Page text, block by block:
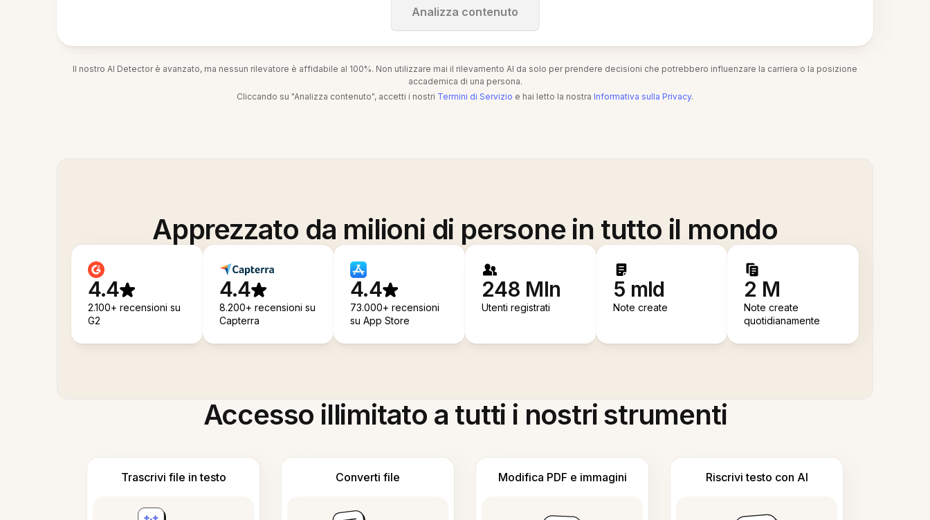
Analizza contenuto
Il nostro AI Detector è avanzato, ma nessun rilevatore è affidabile al 100%. Non utilizzare mai il rilevamento AI da solo per prendere decisioni che potrebbero influenzare la carriera o la posizione
accademica di una persona.
Cliccando su "Analizza contenuto", accetti i nostri Termini di Servizio e hai letto la nostra Informativa sulla Privacy.
Apprezzato da milioni di persone in tutto il mondo
4.4
2.100+ recensioni su
G2
4.4
8.200+ recensioni su
Capterra
4.4
73.000+ recensioni
su App Store
248 Mln
Utenti registrati
5 mld
Note create
2 M
Note create
quotidianamente
Accesso illimitato a tutti i nostri strumenti
Trascrivi file in testo Converti file Modifica PDF e immagini Riscrivi testo con AI